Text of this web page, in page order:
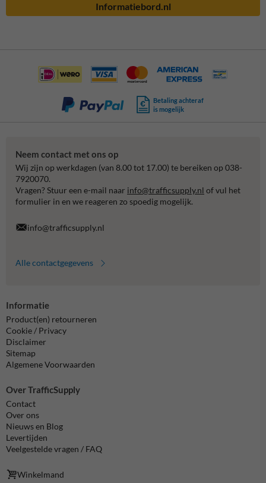
Informatiebord.nl
Betaling achteraf
is mogelijk
Neem contact met ons op
Wij zijn op werkdagen (van 8.00 tot 17.00) te bereiken op 038-
7920070.
Vragen? Stuur een e-mail naar info@trafficsupply.nl of vul het
formulier in en we reageren zo spoedig mogelijk.
info@trafficsupply.nl
Alle contactgegevens
Informatie
Product(en) retourneren
Cookie / Privacy
Disclaimer
Sitemap
Algemene Voorwaarden
Over TrafficSupply
Contact
Over ons
Nieuws en Blog
Levertijden
Veelgestelde vragen / FAQ
Winkelmand